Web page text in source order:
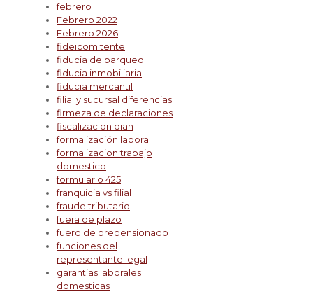
febrero
Febrero 2022
Febrero 2026
fideicomitente
fiducia de parqueo
fiducia inmobiliaria
fiducia mercantil
filial y sucursal diferencias
firmeza de declaraciones
fiscalizacion dian
formalización laboral
formalizacion trabajo
domestico
formulario 425
franquicia vs filial
fraude tributario
fuera de plazo
fuero de prepensionado
funciones del
representante legal
garantias laborales
domesticas